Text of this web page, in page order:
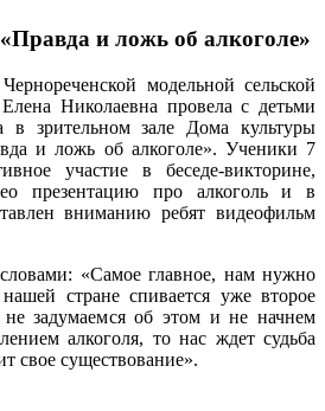
и ложь об алкоголе»
модельной сельской
Николаевна провела с детьми
в зрительном зале Дома культуры
и ложь об алкоголе». Ученики 7
участие в беседе-викторине,
презентацию про алкоголь и в
вниманию ребят видеофильм
«Самое главное, нам нужно
стране спивается уже второе
задумаемся об этом и не начнем
алкоголя, то нас ждет судьба
свое существование».